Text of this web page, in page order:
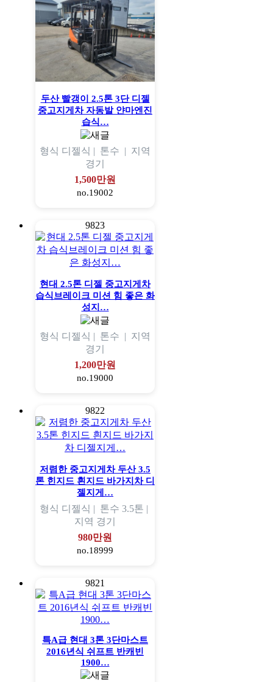
두산 빨갱이 2.5톤 3단 디젤
중고지게차 자동발 얀마엔진
습식…
형식 디젤식 | 톤수 | 지역
경기
1,500만원
no.19002
9823
현대 2.5톤 디젤 중고지게차
습식브레이크 미션 힘 좋은 화
성지…
형식 디젤식 | 톤수 | 지역
경기
1,200만원
no.19000
9822
저렴한 중고지게차 두산 3.5
톤 힌지드 흰지드 바가지차 디
젤지게…
형식 디젤식 | 톤수 3.5톤 |
지역 경기
980만원
no.18999
9821
특A급 현대 3톤 3단마스트
2016년식 쉬프트 반캐빈
1900…